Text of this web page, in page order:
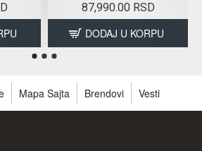
87,990.00 RSD
DODAJ U KORPU
Mapa Sajta Brendovi Vesti